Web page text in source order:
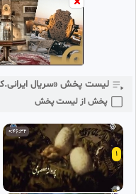
لیست پخش «سریال
پخش از لیست پخش
1
0:46:32